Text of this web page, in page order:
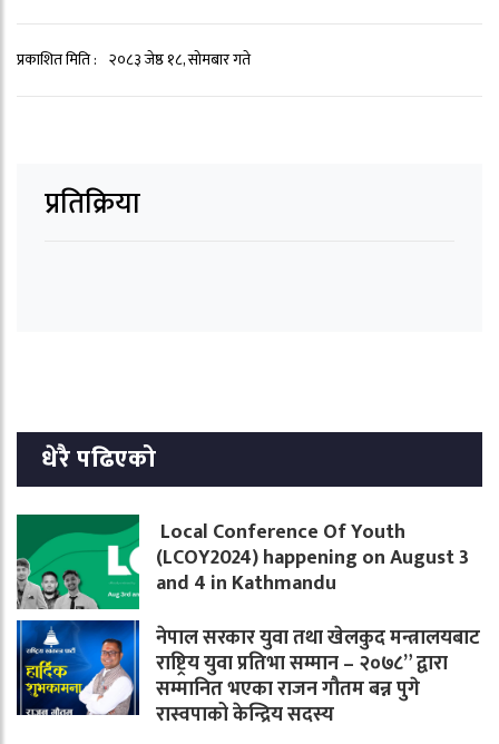
प्रकाशित मिति : २०८३ जेष्ठ १८, सोमबार गते
प्रतिक्रिया
धेरै पढिएको
Local Conference Of Youth
(LCOY2024) happening on August 3
and 4 in Kathmandu
नेपाल सरकार युवा तथा खेलकुद मन्त्रालयबाट
राष्ट्रिय युवा प्रतिभा सम्मान – २०७८” द्वारा
सम्मानित भएका राजन गौतम बन्न पुगे
रास्वपाको केन्द्रिय सदस्य